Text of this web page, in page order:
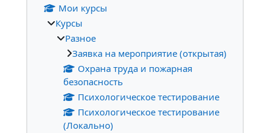
Мои курсы
Курсы
Разное
Заявка на мероприятие (открытая)
Охрана труда и пожарная
безопасность
Психологическое тестирование
Психологическое тестирование
(Локально)